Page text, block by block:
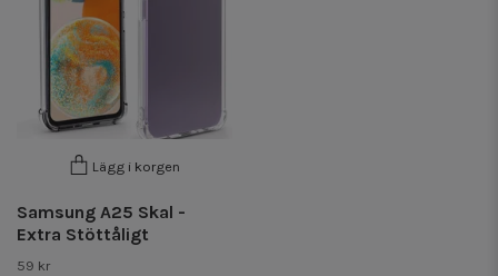
Lägg i korgen
Samsung A25 Skal -
Extra Stöttåligt
59 kr